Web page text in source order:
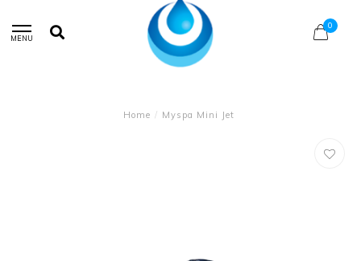
MENU
0
Home / Myspa Mini Jet